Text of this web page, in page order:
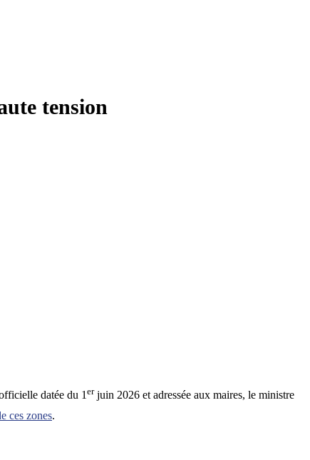
tension
datée du 1erjuin 2026 et adressée aux maires, le ministre
ces zones.